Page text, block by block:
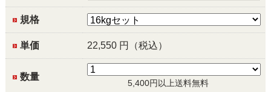
規格
単価 22,550 円（税込）
数量
5,400円以上送料無料